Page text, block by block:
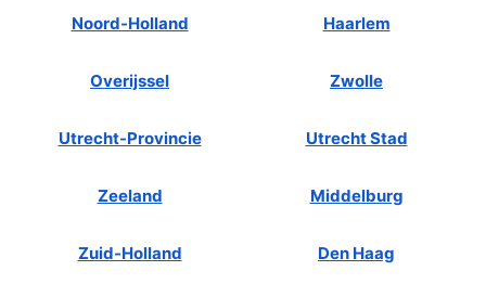
Noord-Holland Haarlem
Overijssel Zwolle
Utrecht-Provincie Utrecht Stad
Zeeland Middelburg
Zuid-Holland Den Haag